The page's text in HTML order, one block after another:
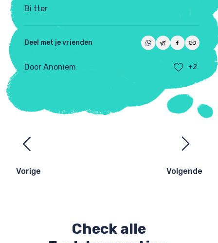
Bi tter
Deel met je vrienden
Door Anoniem +2
Ezelsbruggetjes
navigatie
Vorige Volgende
Check alle